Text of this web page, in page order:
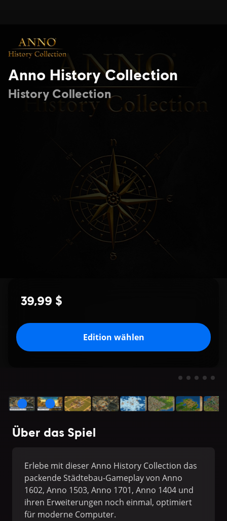
Anno History Collection
History Collection
39,99 $
Edition wählen
Über das Spiel
Erlebe mit dieser Anno History Collection das
packende Städtebau-Gameplay von Anno
1602, Anno 1503, Anno 1701, Anno 1404 und
ihren Erweiterungen noch einmal, optimiert
für moderne Computer.